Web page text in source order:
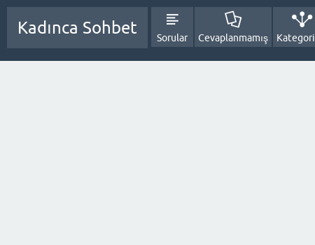
Kadınca Sohbet
Sorular Cevaplanmamış